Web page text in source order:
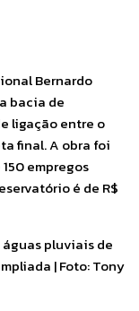
Bernardo
bacia de
ligação entre o
final. A obra foi
empregos
é de R$
pluviais de
| Foto: Tony